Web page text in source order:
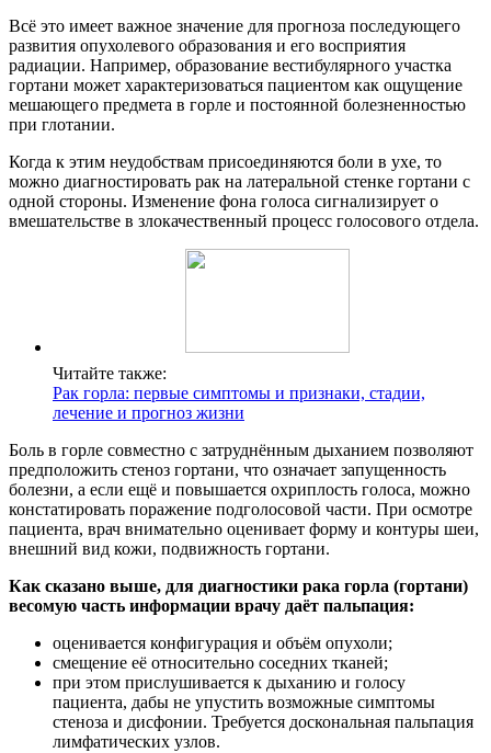
Всё это имеет важное значение для прогноза последующего
развития опухолевого образования и его восприятия
радиации. Например, образование вестибулярного участка
гортани может характеризоваться пациентом как ощущение
мешающего предмета в горле и постоянной болезненностью
при глотании.
Когда к этим неудобствам присоединяются боли в ухе, то
можно диагностировать рак на латеральной стенке гортани с
одной стороны. Изменение фона голоса сигнализирует о
вмешательстве в злокачественный процесс голосового отдела.
Читайте также:
Рак горла: первые симптомы и признаки, стадии,
лечение и прогноз жизни
Боль в горле совместно с затруднённым дыханием позволяют
предположить стеноз гортани, что означает запущенность
болезни, а если ещё и повышается охриплость голоса, можно
констатировать поражение подголосовой части. При осмотре
пациента, врач внимательно оценивает форму и контуры шеи,
внешний вид кожи, подвижность гортани.
Как сказано выше, для диагностики рака горла (гортани)
весомую часть информации врачу даёт пальпация:
оценивается конфигурация и объём опухоли;
смещение её относительно соседних тканей;
при этом прислушивается к дыханию и голосу
пациента, дабы не упустить возможные симптомы
стеноза и дисфонии. Требуется доскональная пальпация
лимфатических узлов.